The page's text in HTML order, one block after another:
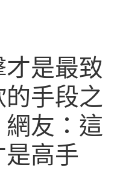
是最致
手段之
友：這
高手